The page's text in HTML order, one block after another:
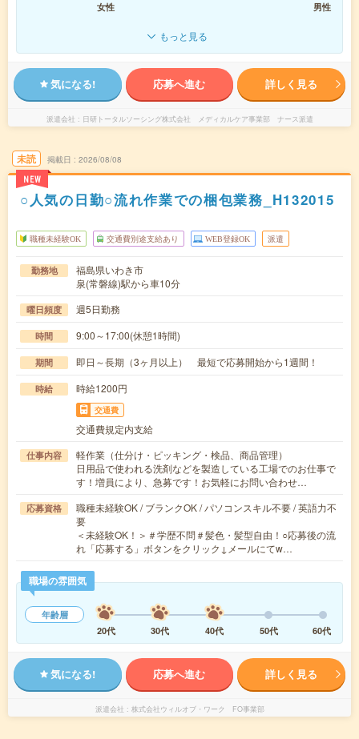
女性
男性
もっと見る
気になる! 応募へ進む 詳しく見る
派遣会社 日研トータルソーシング株式会社 メディカルケア事業部 ナース派遣
未読
NEW
掲載日 2026/08/08
○人気の日勤○流れ作業での梱包業務_H132015
職種未経験OK 交通費別途支給あり WEB登録OK 派遣
勤務地
福島県いわき市
泉(常磐線)駅から車10分
曜日頻度 週5日勤務
時間 9:00～17:00(休憩1時間)
期間 即日～長期（3ヶ月以上） 最短で応募開始から1週間！
時給 時給1200円
交通費
交通費規定内支給
仕事内容
軽作業（仕分け・ピッキング・検品、商品管理）
日用品で使われる洗剤などを製造している工場でのお仕事で
す！増員により、急募です！お気軽にお問い合わせ…
応募資格
職種未経験OK / ブランクOK / パソコンスキル不要 / 英語力不
要
＜未経験OK！＞＃学歴不問＃髪色・髪型自由！○応募後の流
れ「応募する」ボタンをクリック↓メールにてw…
職場の雰囲気
年齢層
20代
30代 40代 50代 60代
気になる! 応募へ進む 詳しく見る
派遣会社 株式会社ウィルオブ・ワーク FO事業部